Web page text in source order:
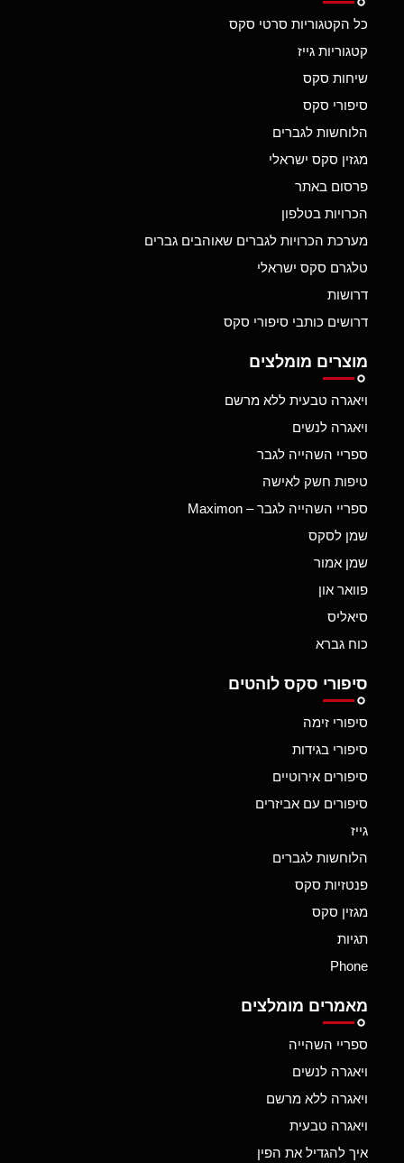
כל הקטגוריות סרטי סקס
קטגוריות גייז
שיחות סקס
סיפורי סקס
הלוחשות לגברים
מגזין סקס ישראלי
פרסום באתר
הכרויות בטלפון
מערכת הכרויות לגברים שאוהבים גברים
טלגרם סקס ישראלי
דרושות
דרושים כותבי סיפורי סקס
מוצרים מומלצים
ויאגרה טבעית ללא מרשם
ויאגרה לנשים
ספריי השהייה לגבר
טיפות חשק לאישה
ספריי השהייה לגבר – Maximon
שמן לסקס
שמן אמור
פוואר און
סיאליס
כוח גברא
סיפורי סקס לוהטים
סיפורי זימה
סיפורי בגידות
סיפורים אירוטיים
סיפורים עם אביזרים
גייז
הלוחשות לגברים
פנטזיות סקס
מגזין סקס
תגיות
Phone
מאמרים מומלצים
ספריי השהייה
ויאגרה לנשים
ויאגרה ללא מרשם
ויאגרה טבעית
איך להגדיל את הפין